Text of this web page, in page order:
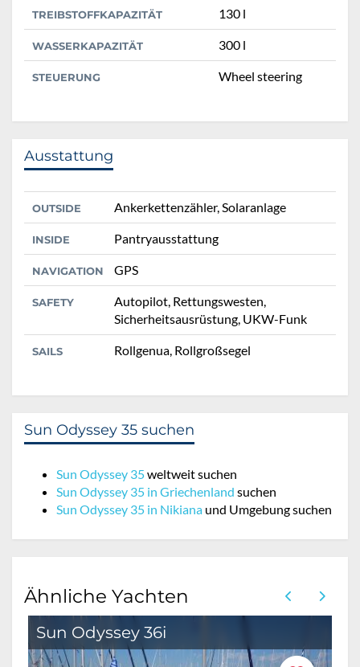
TREIBSTOFFKAPAZITÄT 130 l
WASSERKAPAZITÄT 300 l
STEUERUNG Wheel steering
Ausstattung
OUTSIDE Ankerkettenzähler, Solaranlage
INSIDE Pantryausstattung
NAVIGATION GPS
SAFETY
Autopilot, Rettungswesten,
Sicherheitsausrüstung, UKW-Funk
SAILS Rollgenua, Rollgroßsegel
Sun Odyssey 35 suchen
Sun Odyssey 35weltweit suchen
Sun Odyssey 35 in Griechenland suchen
Sun Odyssey 35 in Nikiana und Umgebung suchen
Ähnliche Yachten
Sun Odyssey 36i